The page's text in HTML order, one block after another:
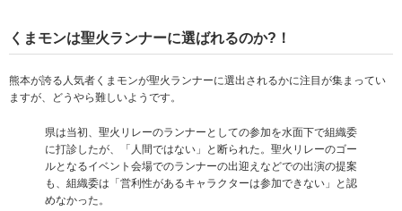
くまモンは聖火ランナーに選ばれるのか?！
熊本が誇る人気者くまモンが聖火ランナーに選出されるかに注目が集まってい
ますが、どうやら難しいようです。
県は当初、聖火リレーのランナーとしての参加を水面下で組織委
に打診したが、「人間ではない」と断られた。聖火リレーのゴー
ルとなるイベント会場でのランナーの出迎えなどでの出演の提案
も、組織委は「営利性があるキャラクターは参加できない」と認
めなかった。